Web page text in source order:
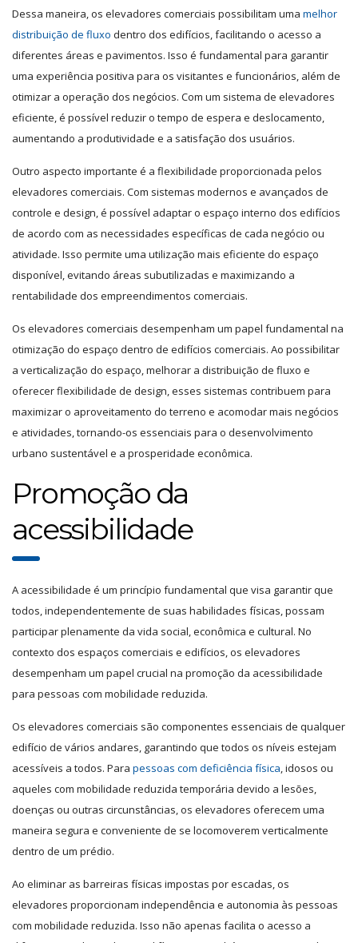
Dessa maneira, os elevadores comerciais possibilitam uma melhor
distribuição de fluxo dentro dos edifícios, facilitando o acesso a
diferentes áreas e pavimentos. Isso é fundamental para garantir
uma experiência positiva para os visitantes e funcionários, além de
otimizar a operação dos negócios. Com um sistema de elevadores
eficiente, é possível reduzir o tempo de espera e deslocamento,
aumentando a produtividade e a satisfação dos usuários.
Outro aspecto importante é a flexibilidade proporcionada pelos
elevadores comerciais. Com sistemas modernos e avançados de
controle e design, é possível adaptar o espaço interno dos edifícios
de acordo com as necessidades específicas de cada negócio ou
atividade. Isso permite uma utilização mais eficiente do espaço
disponível, evitando áreas subutilizadas e maximizando a
rentabilidade dos empreendimentos comerciais.
Os elevadores comerciais desempenham um papel fundamental na
otimização do espaço dentro de edifícios comerciais. Ao possibilitar
a verticalização do espaço, melhorar a distribuição de fluxo e
oferecer flexibilidade de design, esses sistemas contribuem para
maximizar o aproveitamento do terreno e acomodar mais negócios
e atividades, tornando-os essenciais para o desenvolvimento
urbano sustentável e a prosperidade econômica.
Promoção da
acessibilidade
A acessibilidade é um princípio fundamental que visa garantir que
todos, independentemente de suas habilidades físicas, possam
participar plenamente da vida social, econômica e cultural. No
contexto dos espaços comerciais e edifícios, os elevadores
desempenham um papel crucial na promoção da acessibilidade
para pessoas com mobilidade reduzida.
Os elevadores comerciais são componentes essenciais de qualquer
edifício de vários andares, garantindo que todos os níveis estejam
acessíveis a todos. Para pessoas com deficiência física, idosos ou
aqueles com mobilidade reduzida temporária devido a lesões,
doenças ou outras circunstâncias, os elevadores oferecem uma
maneira segura e conveniente de se locomoverem verticalmente
dentro de um prédio.
Ao eliminar as barreiras físicas impostas por escadas, os
elevadores proporcionam independência e autonomia às pessoas
com mobilidade reduzida. Isso não apenas facilita o acesso a